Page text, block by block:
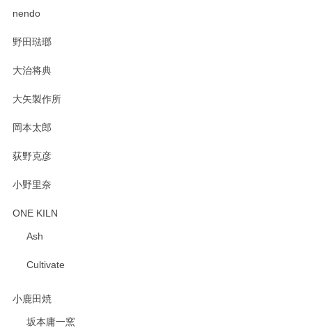
nendo
野田琺瑯
大治将典
大矢製作所
岡本太郎
荻野克彦
小野里奈
ONE KILN
Ash
Cultivate
小鹿田焼
坂本庸一窯